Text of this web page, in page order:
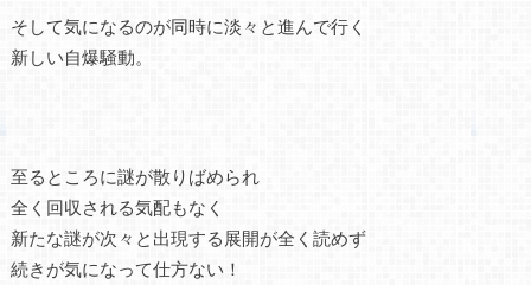
そして気になるのが同時に淡々と進んで行く
新しい自爆騒動。
至るところに謎が散りばめられ
全く回収される気配もなく
新たな謎が次々と出現する展開が全く読めず
続きが気になって仕方ない！